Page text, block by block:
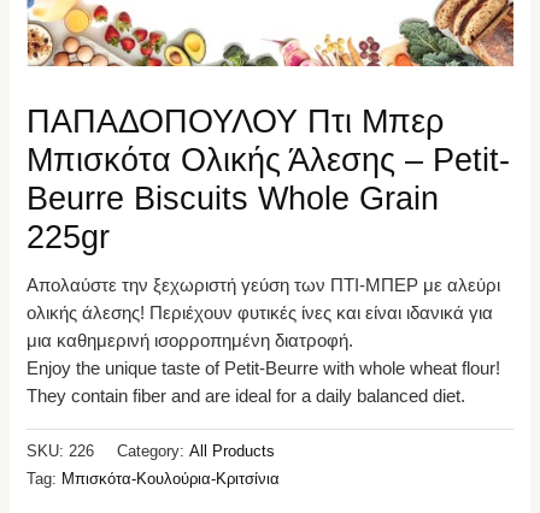
ΠΑΠΑΔΟΠΟΥΛΟΥ Πτι Μπερ
Μπισκότα Ολικής Άλεσης – Petit-
Beurre Biscuits Whole Grain
225gr
Απολαύστε την ξεχωριστή γεύση των ΠΤΙ-ΜΠΕΡ με αλεύρι
ολικής άλεσης! Περιέχουν φυτικές ίνες και είναι ιδανικά για
μια καθημερινή ισορροπημένη διατροφή.
Enjoy the unique taste of Petit-Beurre with whole wheat flour!
They contain fiber and are ideal for a daily balanced diet.
SKU:226 Category:All Products
Tag: Μπισκότα-Κουλούρια-Κριτσίνια